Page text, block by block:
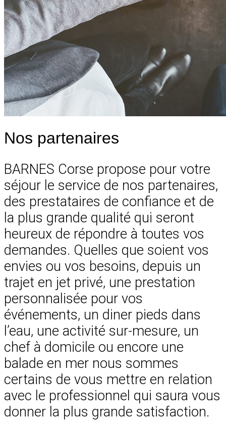
Nos partenaires
BARNES Corse propose pour votre
séjour le service de nos partenaires,
des prestataires de confiance et de
la plus grande qualité qui seront
heureux de répondre à toutes vos
demandes. Quelles que soient vos
envies ou vos besoins, depuis un
trajet en jet privé, une prestation
personnalisée pour vos
événements, un diner pieds dans
l’eau, une activité sur-mesure, un
chef à domicile ou encore une
balade en mer nous sommes
certains de vous mettre en relation
avec le professionnel qui saura vous
donner la plus grande satisfaction.